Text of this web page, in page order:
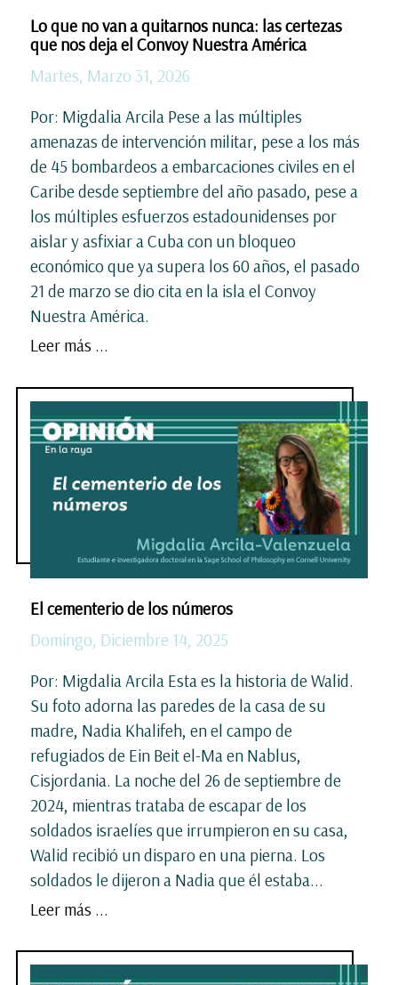
Lo que no van a quitarnos nunca: las certezas
que nos deja el Convoy Nuestra América
Martes, Marzo 31, 2026
Por: Migdalia Arcila Pese a las múltiples
amenazas de intervención militar, pese a los más
de 45 bombardeos a embarcaciones civiles en el
Caribe desde septiembre del año pasado, pese a
los múltiples esfuerzos estadounidenses por
aislar y asfixiar a Cuba con un bloqueo
económico que ya supera los 60 años, el pasado
21 de marzo se dio cita en la isla el Convoy
Nuestra América.
Leer más ...
El cementerio de los números
Domingo, Diciembre 14, 2025
Por: Migdalia Arcila Esta es la historia de Walid.
Su foto adorna las paredes de la casa de su
madre, Nadia Khalifeh, en el campo de
refugiados de Ein Beit el-Ma en Nablus,
Cisjordania. La noche del 26 de septiembre de
2024, mientras trataba de escapar de los
soldados israelíes que irrumpieron en su casa,
Walid recibió un disparo en una pierna. Los
soldados le dijeron a Nadia que él estaba...
Leer más ...